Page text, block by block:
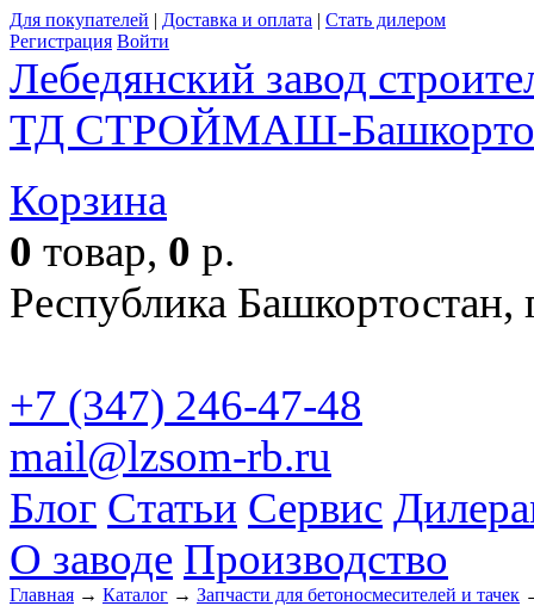
Для покупателей | Доставка и оплата | Стать дилером
Регистрация Войти
Лебедянский завод
ТД СТРОЙМАШ-
Корзина
0 товар, 0 р.
Республика
+7 (347) 246-47-48
mail@lzsom-rb.ru
Блог Статьи Сервис
О заводе Производство
Главная → Каталог → Запчасти для бетоносмесителей и тачек